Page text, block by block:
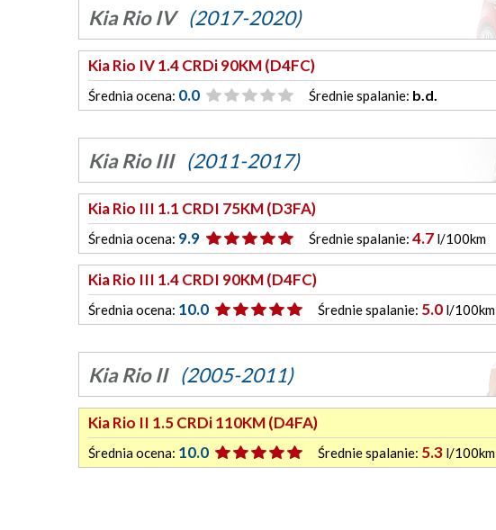
Kia Rio IV (2017-2020)
Kia Rio IV 1.4 CRDi 90KM (D4FC)
Średnia ocena: 0.0 Średnie spalanie: b.d.
Kia Rio III (2011-2017)
Kia Rio III 1.1 CRDI 75KM (D3FA)
Średnia ocena: 9.9 Średnie spalanie: 4.7 l/100km
Kia Rio III 1.4 CRDI 90KM (D4FC)
Średnia ocena: 10.0 Średnie spalanie: 5.0 l/100km
Kia Rio II (2005-2011)
Kia Rio II 1.5 CRDi 110KM (D4FA)
Średnia ocena: 10.0 Średnie spalanie: 5.3 l/100km